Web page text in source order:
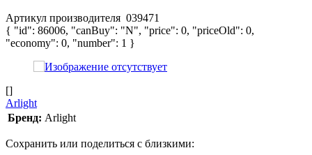
Артикул производителя 039471
{ "id": 86006, "canBuy": "N", "price": 0, "priceOld": 0,
"economy": 0, "number": 1 }
[]
Arlight
Бренд: Arlight
Сохранить или поделиться с близкими: